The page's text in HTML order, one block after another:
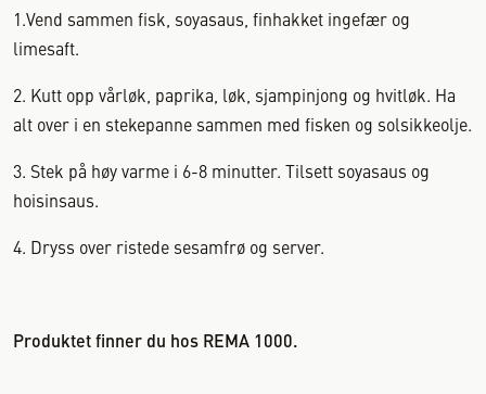
1.Vend sammen fisk, soyasaus, finhakket ingefær og
limesaft.
2. Kutt opp vårløk, paprika, løk, sjampinjong og hvitløk. Ha
alt over i en stekepanne sammen med fisken og solsikkeolje.
3. Stek på høy varme i 6-8 minutter. Tilsett soyasaus og
hoisinsaus.
4. Dryss over ristede sesamfrø og server.
Produktet finner du hos REMA 1000.